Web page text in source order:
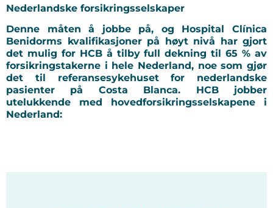
Nederlandske forsikringsselskaper
Denne måten å jobbe på, og Hospital Clínica
Benidorms kvalifikasjoner på høyt nivå har gjort
det mulig for HCB å tilby full dekning til 65 % av
forsikringstakerne i hele Nederland, noe som gjør
det til referansesykehuset for nederlandske
pasienter på Costa Blanca. HCB jobber
utelukkende med hovedforsikringsselskapene i
Nederland: